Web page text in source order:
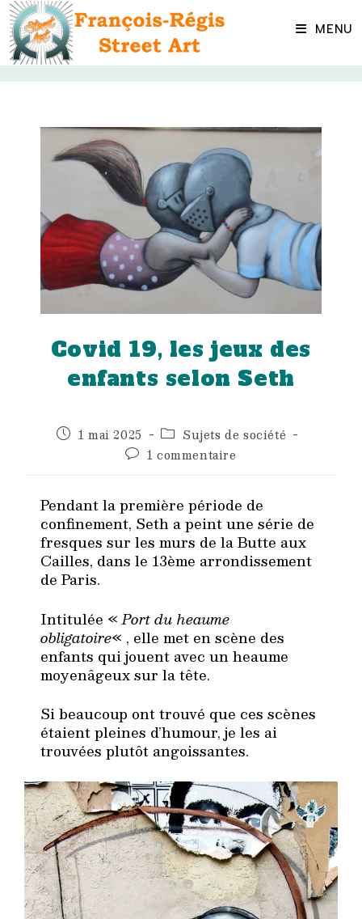
Skip
content MENU
Covid 19, les jeux des
enfants selon Seth
Publication
1 mai 2025 Post
category:
Sujets de société
Commentaires
publication :
1 commentaire
Pendant la première période de
confinement, Seth a peint une série de
fresques sur les murs de la Butte aux
Cailles, dans le 13ème arrondissement
de Paris.
Intitulée «Port du heaume
obligatoire« , elle met en scène des
enfants qui jouent avec un heaume
moyenâgeux sur la tête.
Si beaucoup ont trouvé que ces scènes
étaient pleines d’humour, je les ai
trouvées plutôt angoissantes.